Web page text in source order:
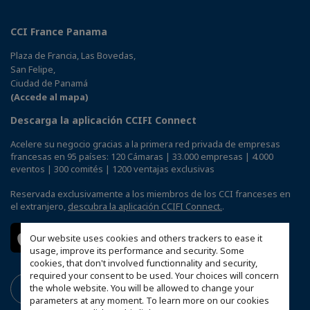
Our website uses cookies and others trackers to ease it
usage, improve its performance and security. Some
cookies, that don't involved functionnality and security,
required your consent to be used. Your choices will concern
the whole website. You will be allowed to change your
parameters at any moment. To learn more on our cookies
CCI France Panama
Plaza de Francia, Las Bovedas,
San Felipe,
Ciudad de Panamá
(Accede al mapa)
Descarga la aplicación CCIFI Connect
Acelere su negocio gracias a la primera red privada de empresas
francesas en 95 países: 120 Cámaras | 33.000 empresas | 4.000
eventos | 300 comités | 1200 ventajas exclusivas
Reservada exclusivamente a los miembros de los CCI franceses en
el extranjero, descubra la aplicación CCIFI Connect..